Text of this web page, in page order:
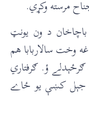
مرسته وکړي.
د ون يونټ
وخت سالاربابا هم
ګرځېدلے ؤ. ګرفتاري
جېل کښې يو ځاے